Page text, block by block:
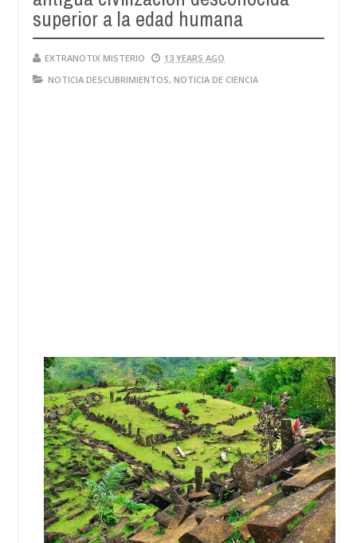
superior a la edad humana
EXTRANOTIX MISTERIO
13 YEARS AGO
NOTICIA DESCUBRIMIENTOS, NOTICIA DE CIENCIA